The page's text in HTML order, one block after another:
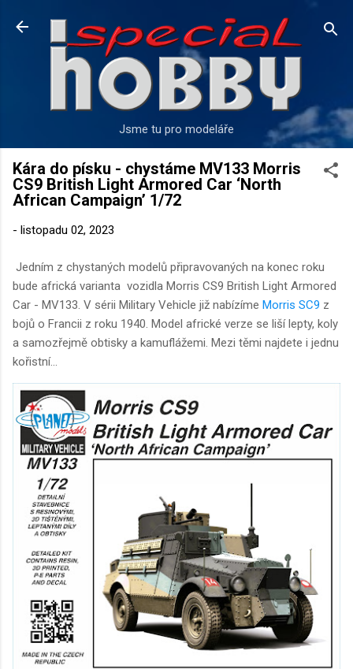
Přeskočit na hlavní obsah
Jsme tu pro modeláře
Kára do písku - chystáme MV133 Morris
CS9 British Light Armored Car ‘North
African Campaign’ 1/72
- listopadu 02, 2023
Jedním z chystaných modelů připravovaných na konec roku
bude africká varianta vozidla Morris CS9 British Light Armored
Car - MV133. V sérii Military Vehicle již nabízíme Morris SC9 z
bojů o Francii z roku 1940. Model africké verze se liší lepty, koly
a samozřejmě obtisky a kamuflážemi. Mezi těmi najdete i jednu
kořistní...